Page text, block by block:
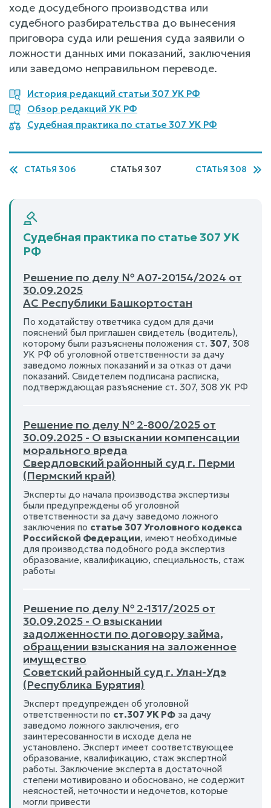
ходе досудебного производства или
судебного разбирательства до вынесения
приговора суда или решения суда заявили о
ложности данных ими показаний, заключения
или заведомо неправильном переводе.
История редакций статьи 307 УК РФ
Обзор редакций УК РФ
Судебная практика по статье 307 УК РФ
СТАТЬЯ 306 СТАТЬЯ 307 СТАТЬЯ 308
Судебная практика по статье 307 УК
РФ
Решение по делу № А07-20154/2024 от
30.09.2025
АС Республики Башкортостан
По ходатайству ответчика судом для дачи
пояснений был приглашен свидетель (водитель),
которому были разъяснены положения ст. 307, 308
УК РФ об уголовной ответственности за дачу
заведомо ложных показаний и за отказ от дачи
показаний. Свидетелем подписана расписка,
подтверждающая разъяснение ст. 307, 308 УК РФ
Решение по делу № 2-800/2025 от
30.09.2025 - О взыскании компенсации
морального вреда
Свердловский районный суд г. Перми
(Пермский край)
Эксперты до начала производства экспертизы
были предупреждены об уголовной
ответственности за дачу заведомо ложного
заключения по статье 307 Уголовного кодекса
Российской Федерации, имеют необходимые
для производства подобного рода экспертиз
образование, квалификацию, специальность, стаж
работы
Решение по делу № 2-1317/2025 от
30.09.2025 - О взыскании
задолженности по договору займа,
обращении взыскания на заложенное
имущество
Советский районный суд г. Улан-Удэ
(Республика Бурятия)
Эксперт предупрежден об уголовной
ответственности по ст.307 УК РФ за дачу
заведомо ложного заключения, его
заинтересованности в исходе дела не
установлено. Эксперт имеет соответствующее
образование, квалификацию, стаж экспертной
работы. Заключение эксперта в достаточной
степени мотивировано и обосновано, не содержит
неясностей, неточности и недочетов, которые
могли привести